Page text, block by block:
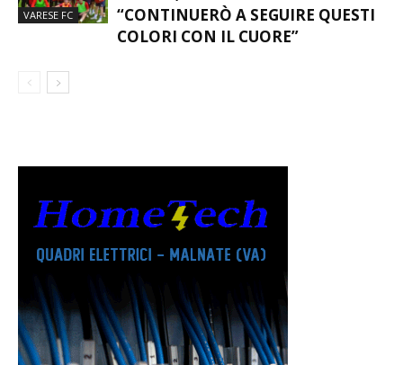
DOPO 17 ANNI AL FIANCO DEL
VARESE, EZIO MACCHI SI FERMA:
“CONTINUERÒ A SEGUIRE QUESTI